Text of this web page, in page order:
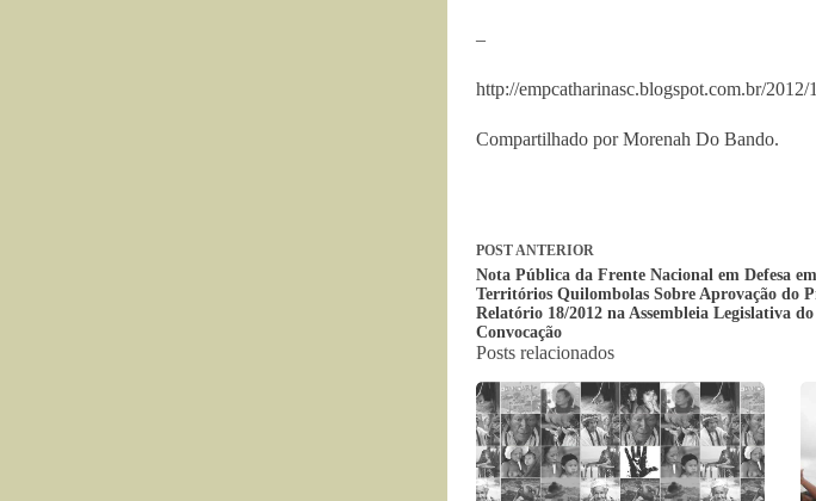
–
http://empcatharinasc.blogspot.com.br/
Compartilhado por Morenah Do Bando.
POSTANTERIOR
Nota Pública da Frente Nacional em Defesa
Territórios Quilombolas Sobre Aprovação do
Relatório 18/2012 na Assembleia Legislativa do
Convocação
Posts relacionados